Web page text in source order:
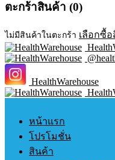
ตะกร้าสินค้า (0)
ไม่มีสินค้าในตะกร้า เลือกซื้
HealthWarehouse
หน้าแรก
โปรโมชั่น
สินค้า